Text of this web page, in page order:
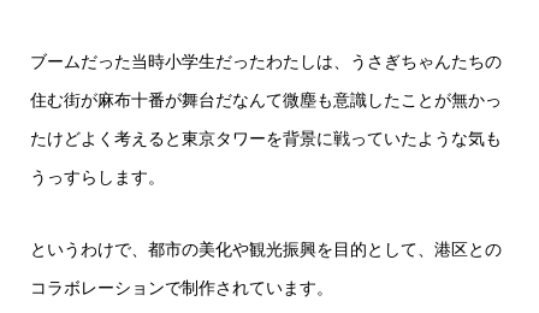
ブームだった当時小学生だったわたしは、うさぎちゃんたちの
住む街が麻布十番が舞台だなんて微塵も意識したことが無かっ
たけどよく考えると東京タワーを背景に戦っていたような気も
うっすらします。
というわけで、都市の美化や観光振興を目的として、港区との
コラボレーションで制作されています。